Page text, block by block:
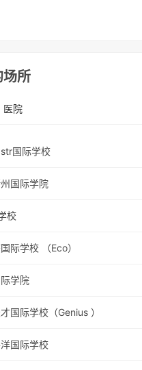
场所
医院
国际学校
国际学院
校
际学校 （Eco）
学院
国际学校（Genius ）
国际学校